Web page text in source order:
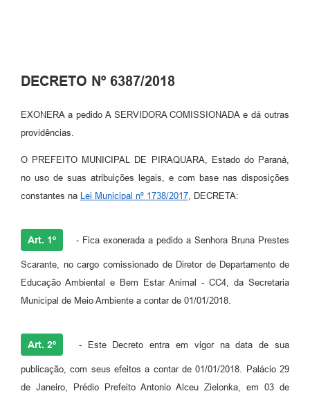
DECRETO Nº 6387/2018
EXONERA a pedido A SERVIDORA COMISSIONADA e dá outras
providências.
O PREFEITO MUNICIPAL DE PIRAQUARA, Estado do Paraná,
no uso de suas atribuições legais, e com base nas disposições
constantes na Lei Municipal nº 1738/2017, DECRETA:
Art. 1º - Fica exonerada a pedido a Senhora Bruna Prestes
Scarante, no cargo comissionado de Diretor de Departamento de
Educação Ambiental e Bem Estar Animal - CC4, da Secretaria
Municipal de Meio Ambiente a contar de 01/01/2018.
Art. 2º - Este Decreto entra em vigor na data de sua
publicação, com seus efeitos a contar de 01/01/2018. Palácio 29
de Janeiro, Prédio Prefeito Antonio Alceu Zielonka, em 03 de